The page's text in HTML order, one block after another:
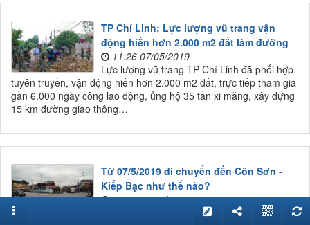
TP Chí Linh: Lực lượng vũ trang vận
động hiến hơn 2.000 m2 đất làm đường
11:26 07/05/2019
Lực lượng vũ trang TP Chí Linh đã phối hợp
tuyên truyền, vận động hiến hơn 2.000 m2 đất, trực tiếp tham gia
gần 6.000 ngày công lao động, ủng hộ 35 tấn xi măng, xây dựng
15 km đường giao thông…
Từ 07/5/2019 di chuyển đến Côn Sơn -
Kiếp Bạc như thế nào?
11:12 06/05/2019
Thực hiện công văn của Sở Giao thông vận